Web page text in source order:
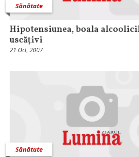
Sănătate
Hipotensiunea, boala
uscăţivi
21 Oct, 2007
Sănătate